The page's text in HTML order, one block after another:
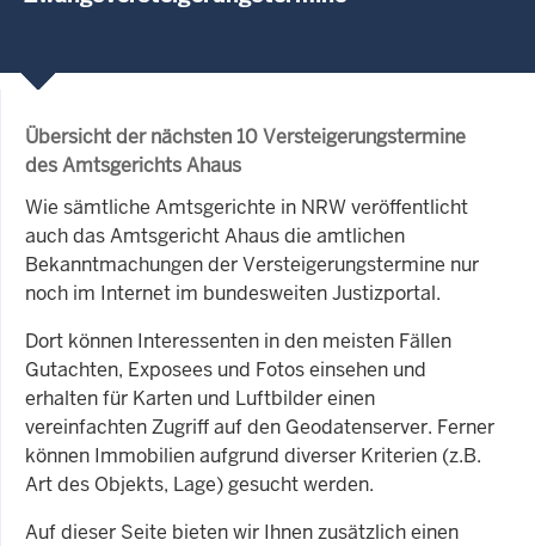
Übersicht der nächsten 10 Versteigerungstermine
des Amtsgerichts Ahaus
Wie sämtliche Amtsgerichte in NRW veröffentlicht
auch das Amtsgericht Ahaus die amtlichen
Bekanntmachungen der Versteigerungstermine nur
noch im Internet im bundesweiten Justizportal.
Dort können Interessenten in den meisten Fällen
Gutachten, Exposees und Fotos einsehen und
erhalten für Karten und Luftbilder einen
vereinfachten Zugriff auf den Geodatenserver. Ferner
können Immobilien aufgrund diverser Kriterien (z.B.
Art des Objekts, Lage) gesucht werden.
Auf dieser Seite bieten wir Ihnen zusätzlich einen